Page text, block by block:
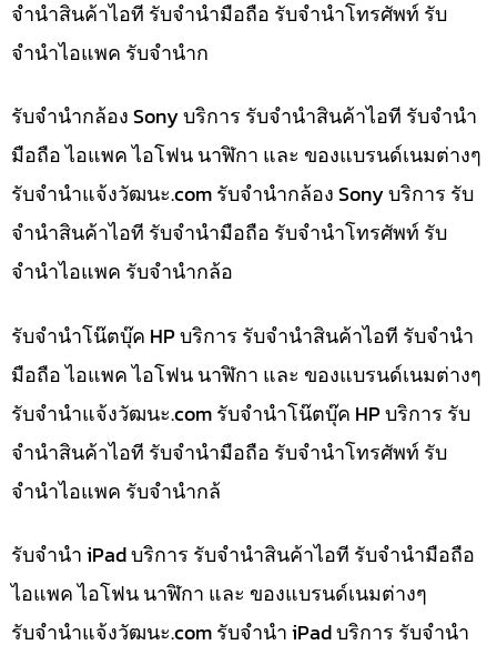
จำนำสินค้าไอที รับจำนำมือถือ รับจำนำโทรศัพท์ รับ
จำนำไอแพค รับจำนำก
รับจำนำกล้อง Sony บริการ รับจำนำสินค้าไอที รับจำนำ
มือถือ ไอแพค ไอโฟน นาฬิกา และ ของแบรนด์เนมต่างๆ
รับจํานําแจ้งวัฒนะ.com รับจำนำกล้อง Sony บริการ รับ
จำนำสินค้าไอที รับจำนำมือถือ รับจำนำโทรศัพท์ รับ
จำนำไอแพค รับจำนำกล้อ
รับจำนำโน๊ตบุ๊ค HP บริการ รับจำนำสินค้าไอที รับจำนำ
มือถือ ไอแพค ไอโฟน นาฬิกา และ ของแบรนด์เนมต่างๆ
รับจํานําแจ้งวัฒนะ.com รับจำนำโน๊ตบุ๊ค HP บริการ รับ
จำนำสินค้าไอที รับจำนำมือถือ รับจำนำโทรศัพท์ รับ
จำนำไอแพค รับจำนำกล้
รับจำนำ iPad บริการ รับจำนำสินค้าไอที รับจำนำมือถือ
ไอแพค ไอโฟน นาฬิกา และ ของแบรนด์เนมต่างๆ
รับจํานําแจ้งวัฒนะ.com รับจำนำ iPad บริการ รับจำนำ